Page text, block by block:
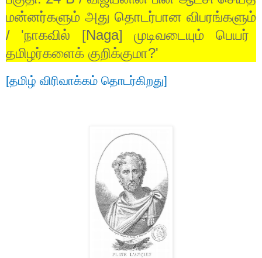
மன்னர்களும் அது தொடர்பான விபரங்களும்
/ 'நாகவில் [Naga]முடிவடையும்
பெயர்
தமிழர்களைக் குறிக்குமா?'
[தமிழ் விரிவாக்கம் தொடர்கிறது]